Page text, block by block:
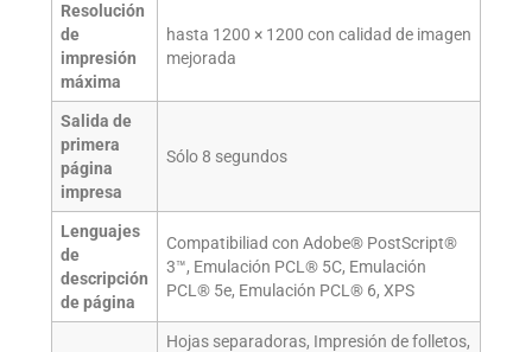
Resolución
de
impresión
máxima
hasta 1200 × 1200 con calidad de imagen
mejorada
Salida de
primera
página
impresa
Sólo 8 segundos
Lenguajes
de
descripción
de página
Compatibiliad con Adobe® PostScript®
3™, Emulación PCL® 5C, Emulación
PCL® 5e, Emulación PCL® 6, XPS
Hojas separadoras, Impresión de folletos,